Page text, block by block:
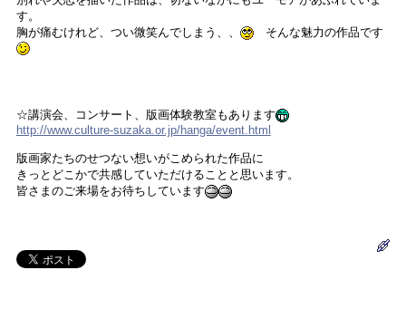
す。
胸が痛むけれど、つい微笑んでしまう、、
そんな魅力の作品です
☆講演会、コンサート、版画体験教室もあります
http://www.culture-suzaka.or.jp/hanga/event.html
版画家たちのせつない想いがこめられた作品に
きっとどこかで共感していただけることと思います。
皆さまのご来場をお待ちしています